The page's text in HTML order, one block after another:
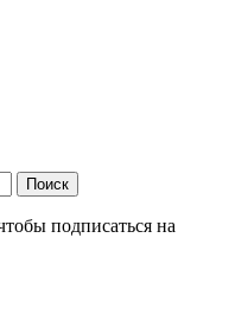
Поиск
подписаться на